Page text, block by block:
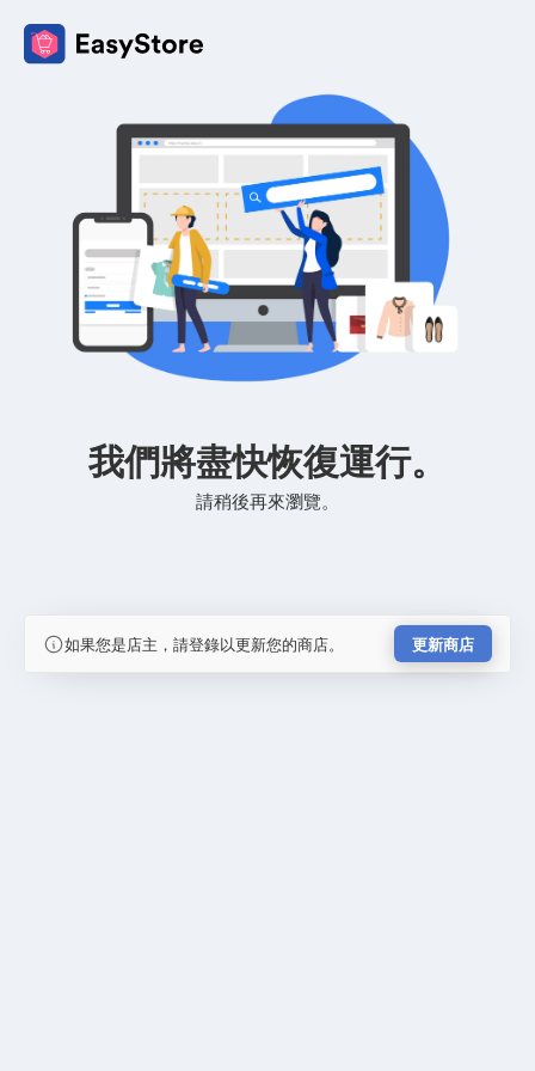
我們將盡快恢復運行。
請稍後再來瀏覽。
如果您是店主，請登錄以更新您的商店。 更新商店